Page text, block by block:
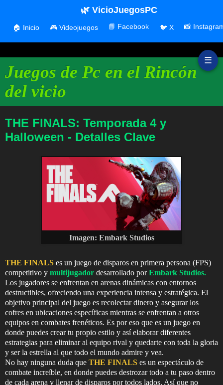
☰
Juegos de Pc en el Rincón
del vicio
🌿 VicioJuegosPC
🏠 Inicio 🎮 Videojuegos 📘 Facebook 🐦 X 📸
THE FINALS: Temporada 4 y
Halloween - Detalles Clave
Imagen: Embark Studios
THE FINALS es un juego de disparos en primera persona (FPS)
competitivo y multijugador desarrollado porEmbark Studios.
Los jugadores se enfrentan en arenas dinámicas con entornos
destructibles, ofreciendo una experiencia intensa y estratégica. El
objetivo principal del juego es recolectar dinero y asegurar los
cofres en ubicaciones específicas mientras se enfrentan a otros
equipos en combates frenéticos. Es por eso que es un juego en
donde puedes crear tu propio estilo y así elaborar diferentes
estrategias para eliminar al equipo rival y quedarte con toda la gloria
y ser la estrella al que todo el mundo admire y vea.
No hay ninguna duda que THE FINALS es un espectáculo de
combate increíble, en donde puedes destrozar todo a tu paso dentro
de cada arena y llenar de disparos por todos lados. Así que no